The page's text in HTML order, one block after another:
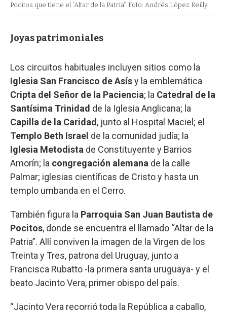
Pocitos que tiene el “Altar de la Patria”. Foto: Andrés López Reilly.
Joyas patrimoniales
Los circuitos habituales incluyen sitios como la
Iglesia San Francisco de Asísy la emblemática
Cripta del Señor de la Paciencia; la Catedral de la
Santísima Trinidad de la Iglesia Anglicana; la
Capilla de la Caridad , junto al Hospital Maciel; el
Templo Beth Israel de la comunidad judía; la
Iglesia Metodista de Constituyente y Barrios
Amorín; la congregación alemana de la calle
Palmar; iglesias científicas de Cristo y hasta un
templo umbanda en el Cerro.
También figura la Parroquia San Juan Bautista de
Pocitos, donde se encuentra el llamado “Altar de la
Patria”. Allí conviven la imagen de la Virgen de los
Treinta y Tres, patrona del Uruguay, junto a
Francisca Rubatto -la primera santa uruguaya- y el
beato Jacinto Vera, primer obispo del país.
“Jacinto Vera recorrió toda la República a caballo,